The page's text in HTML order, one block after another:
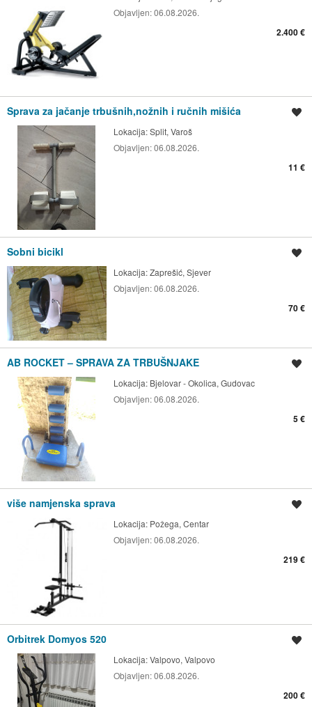
Objavljen:06.08.2026.
2.400 €
Sprava za jačanje trbušnih,nožnih i ručnih mišića
Lokacija:Split, Varoš
Objavljen:06.08.2026.
11 €
Sobni bicikl
Lokacija:Zaprešić, Sjever
Objavljen:06.08.2026.
70 €
AB ROCKET – SPRAVA ZA TRBUŠNJAKE
Lokacija: Bjelovar - Okolica, Gudovac
Objavljen:06.08.2026.
5 €
više namjenska sprava
Lokacija: Požega, Centar
Objavljen:06.08.2026.
219 €
Orbitrek Domyos 520
Lokacija:Valpovo, Valpovo
Objavljen:06.08.2026.
200 €